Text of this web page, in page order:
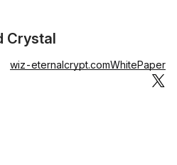
Crystal
wiz-eternalcrypt.comWhitePaper